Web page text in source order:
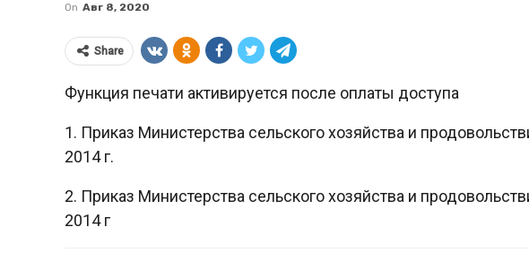
On Авг 8, 2020
Share
Функция печати активируется после оплаты доступа
1. Приказ Министерства сельского хозяйства и
2014 г.
2. Приказ Министерства сельского хозяйства и
2014 г